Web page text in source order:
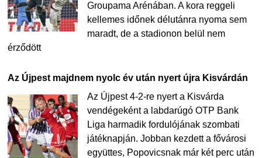
Groupama Arénában. A kora reggeli
kellemes időnek délutánra nyoma sem
maradt, de a stadionon belül nem
érződött
Az Újpest majdnem nyolc év után nyert újra Kisvárdán
Az Újpest 4-2-re nyert a Kisvárda
vendégeként a labdarúgó OTP Bank
Liga harmadik fordulójának szombati
játéknapján. Jobban kezdett a fővárosi
együttes, Popovicsnak már két perc után